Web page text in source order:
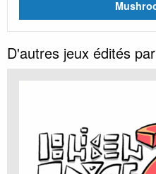
D'autres jeux édités